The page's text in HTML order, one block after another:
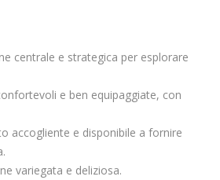
centrale e strategica per esplorare
e ben equipaggiate, con
accogliente e disponibile a fornire
variegata e deliziosa.